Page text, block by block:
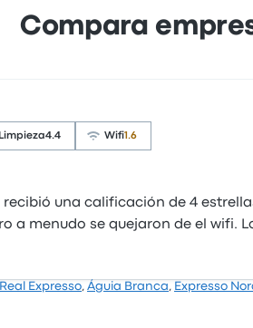
Compara
Limpieza4.4 Wifi1.6
una calificación de 4
a menudo se quejaron de el wifi.
Real Expresso, Águia Branca, Expresso